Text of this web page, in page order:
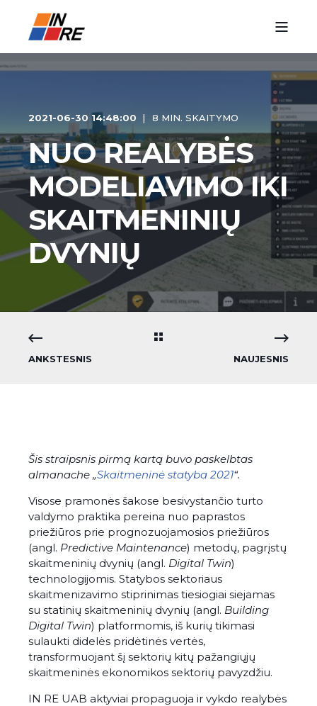
2021-06-30 14:48:00 8 MIN. SKAITYMO
NUO REALYBĖS
MODELIAVIMO IKI
SKAITMENINIŲ
DVYNIŲ
ANKSTESNIS NAUJESNIS
Šis straipsnis pirmą kartą buvo paskelbtas
almanache „Skaitmeninė statyba 2021“.
Visose pramonės šakose besivystančio turto
valdymo praktika pereina nuo paprastos
priežiūros prie prognozuojamosios priežiūros
(angl. Predictive Maintenance) metodų, pagrįstų
skaitmeninių dvynių (angl. Digital Twin)
technologijomis. Statybos sektoriaus
skaitmenizavimo stiprinimas tiesiogiai siejamas
su statinių skaitmeninių dvynių (angl. Building
Digital Twin) platformomis, iš kurių tikimasi
sulaukti didelės pridėtinės vertės,
transformuojant šį sektorių kitų pažangiųjų
skaitmeninės ekonomikos sektorių pavyzdžiu.
IN RE UAB aktyviai propaguoja ir vykdo realybės